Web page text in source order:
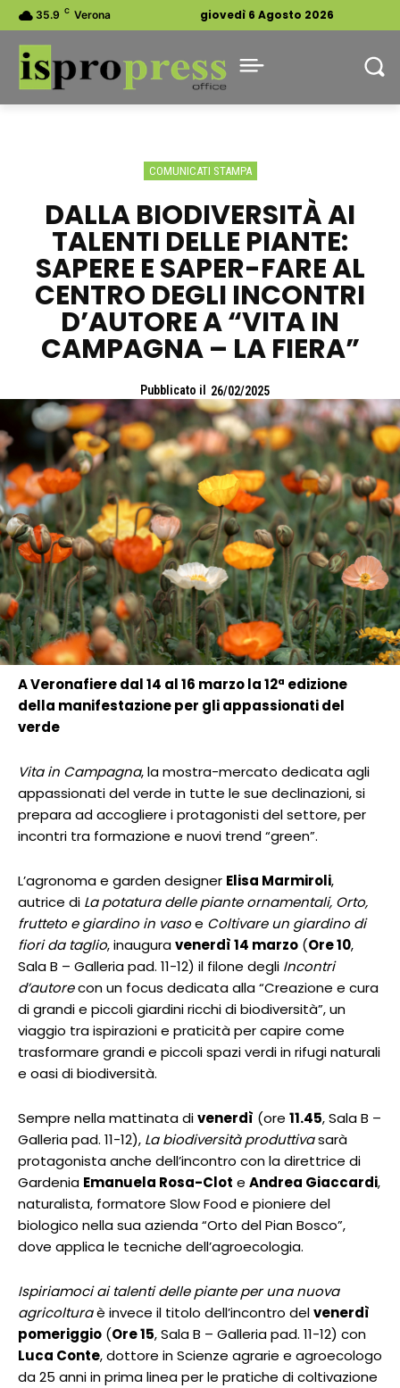
35.9 C Verona giovedì 6 Agosto 2026
COMUNICATI STAMPA
DALLA BIODIVERSITÀ AI
TALENTI DELLE PIANTE:
SAPERE E SAPER-FARE AL
CENTRO DEGLI INCONTRI
D’AUTORE A “VITA IN
CAMPAGNA – LA FIERA”
Pubblicato il 26/02/2025
A Veronafiere dal 14 al 16 marzo la 12ª edizione
della manifestazione per gli appassionati del
verde
Vita in Campagna, la mostra-mercato dedicata agli
appassionati del verde in tutte le sue declinazioni, si
prepara ad accogliere i protagonisti del settore, per
incontri tra formazione e nuovi trend “green”.
L’agronoma e garden designer Elisa Marmiroli,
autrice di La potatura delle piante ornamentali, Orto,
frutteto e giardino in vasoe Coltivare un giardino di
fiori da taglio, inauguravenerdì 14 marzo (Ore 10,
Sala B – Galleria pad. 11-12) il filone degli Incontri
d’autorecon un focus dedicata alla “Creazione e cura
di grandi e piccoli giardini ricchi di biodiversità”, un
viaggio tra ispirazioni e praticità per capire come
trasformare grandi e piccoli spazi verdi in rifugi naturali
e oasi di biodiversità.
Sempre nella mattinata divenerdì (ore 11.45, Sala B –
Galleria pad. 11-12), La biodiversità produttivasarà
protagonista anche dell’incontro con la direttrice di
Gardenia Emanuela Rosa-Clot e Andrea Giaccardi,
naturalista, formatore Slow Food e pioniere del
biologico nella sua azienda “Orto del Pian Bosco”,
dove applica le tecniche dell’agroecologia.
Ispiriamoci ai talenti delle piante per una nuova
agricolturaè invece il titolo dell’incontro delvenerdì
pomeriggio (Ore 15, Sala B – Galleria pad. 11-12) con
Luca Conte, dottore in Scienze agrarie e agroecologo
da 25 anni in prima linea per le pratiche di coltivazione